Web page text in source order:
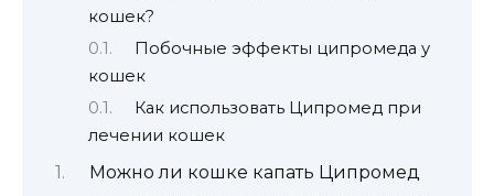
кошек?
Побочные эффекты ципромеда у
кошек
Как использовать Ципромед при
лечении кошек
Можно ли кошке капать Ципромед